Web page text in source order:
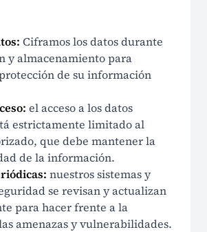
Ciframos los datos durante
y almacenamiento para
de su información
el acceso a los datos
estrictamente limitado al
que debe mantener la
de la información.
nuestros sistemas y
se revisan y actualizan
para hacer frente a la
amenazas y vulnerabilidades.